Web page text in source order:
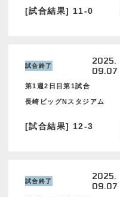
[試合結果] 11-0
試合終了
2025.
09.07
第1週2日目第1試合
長崎ビッグNスタジアム
[試合結果] 12-3
試合終了
2025.
09.07